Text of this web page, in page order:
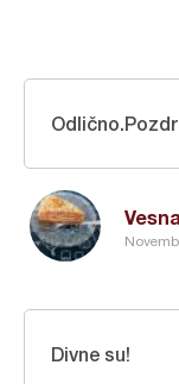
Divne su!